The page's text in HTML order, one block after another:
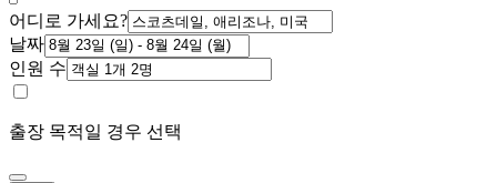
어디로 가세요?
날짜
인원 수
출장 목적일 경우 선택